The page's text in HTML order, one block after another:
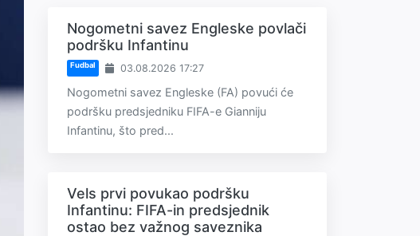
Nogometni savez Engleske povlači
podršku Infantinu
Fudbal 03.08.2026 17:27
Nogometni savez Engleske (FA) povući će
podršku predsjedniku FIFA-e Gianniju
Infantinu, što pred...
Vels prvi povukao podršku
Infantinu: FIFA-in predsjednik
ostao bez važnog saveznika